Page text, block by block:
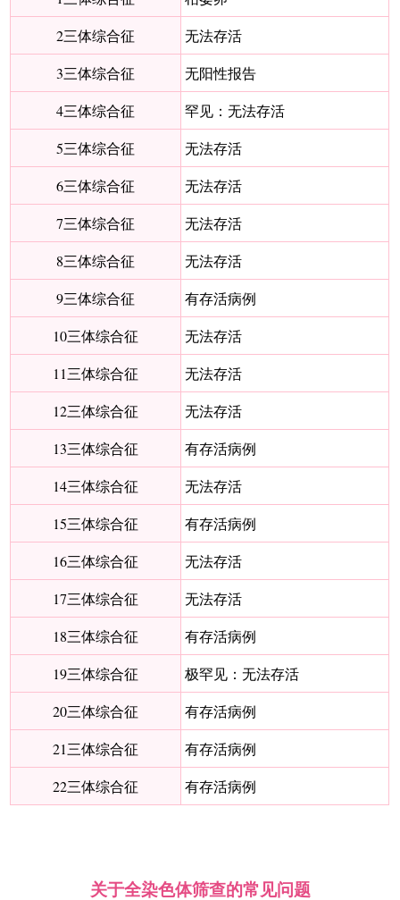
2三体综合征
无法存活
3三体综合征
无阳性报告
4三体综合征
罕见：无法存活
5三体综合征
无法存活
6三体综合征
无法存活
7三体综合征
无法存活
8三体综合征
无法存活
9三体综合征
有存活病例
10三体综合征
无法存活
11三体综合征
无法存活
12三体综合征
无法存活
13三体综合征
有存活病例
14三体综合征
无法存活
15三体综合征
有存活病例
16三体综合征
无法存活
17三体综合征
无法存活
18三体综合征
有存活病例
19三体综合征
极罕见：无法存活
20三体综合征
有存活病例
21三体综合征
有存活病例
22三体综合征
有存活病例
关于全染色体筛查的常见问题